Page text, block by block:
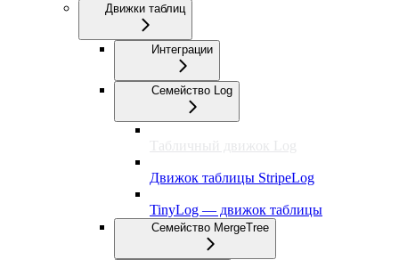
Движки таблиц
Интеграции
Семейство Log
Табличный движок Log
Движок таблицы StripeLog
TinyLog — движок таблицы
Семейство MergeTree